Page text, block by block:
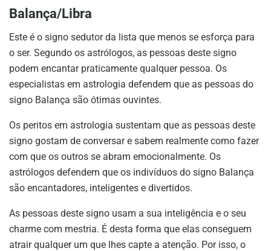
Balança/Libra
Este é o signo sedutor da lista que menos se esforça para
o ser. Segundo os astrólogos, as pessoas deste signo
podem encantar praticamente qualquer pessoa. Os
especialistas em astrologia defendem que as pessoas do
signo Balança são ótimas ouvintes.
Os peritos em astrologia sustentam que as pessoas deste
signo gostam de conversar e sabem realmente como fazer
com que os outros se abram emocionalmente. Os
astrólogos defendem que os indivíduos do signo Balança
são encantadores, inteligentes e divertidos.
As pessoas deste signo usam a sua inteligência e o seu
charme com mestria. É desta forma que elas conseguem
atrair qualquer um que lhes capte a atenção. Por isso, o